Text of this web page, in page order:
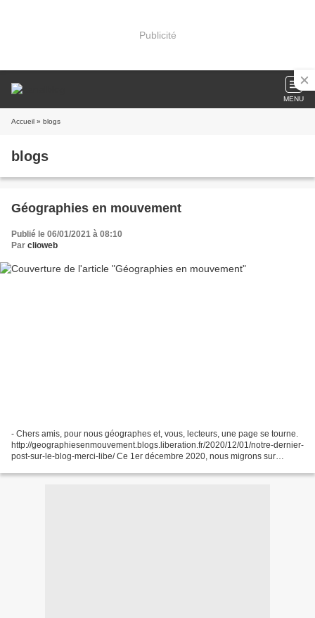
Publicité
MENU
Accueil » blogs
blogs
Géographies en mouvement
Publié le 06/01/2021 à 08:10
Par clioweb
- Chers amis, pour nous géographes et, vous, lecteurs, une page se tourne.
http://geographiesenmouvement.blogs.liberation.fr/2020/12/01/notre-dernier-
post-sur-le-blog-merci-libe/ Ce 1er décembre 2020, nous migrons sur